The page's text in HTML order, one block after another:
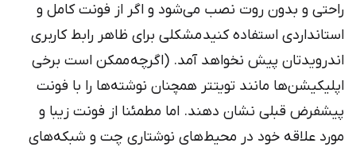
راحتی و بدون روت نصب می‌شود و اگر از فونت کامل و
استانداردی استفاده کنید مشکلی برای ظاهر رابط کاربری
اندرویدتان پیش نخواهد آمد. (اگرچه ممکن است برخی
اپلیکیشن‌ها مانند تویتتر همچنان نوشته‌ها را با فونت
پیشفرض قبلی نشان دهند. اما مطمئنا از فونت زیبا و
مورد علاقه خود در محیط‌های نوشتاری چت و شبکه‌های